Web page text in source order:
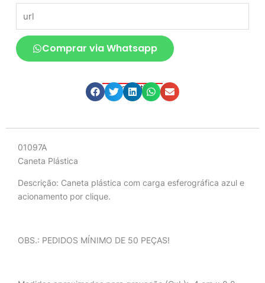
Comprar via Whatsapp
Compartilhe
01097A
Caneta Plástica
Descrição: Caneta plástica com carga esferográfica azul e
acionamento por clique.
OBS.: PEDIDOS MÍNIMO DE 50 PEÇAS!